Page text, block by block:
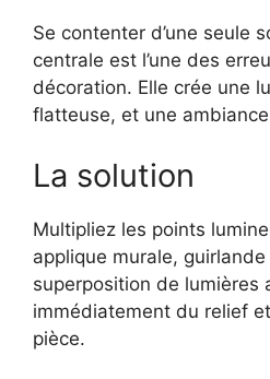
Se contenter d’une seule
centrale est l’une des
décoration. Elle crée une
flatteuse, et une
La solution
Multipliez les points
applique murale,
superposition de lumières
immédiatement du relief
pièce.